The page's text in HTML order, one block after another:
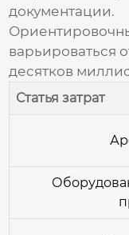
документации.
варьироваться
десятков
Статья затрат